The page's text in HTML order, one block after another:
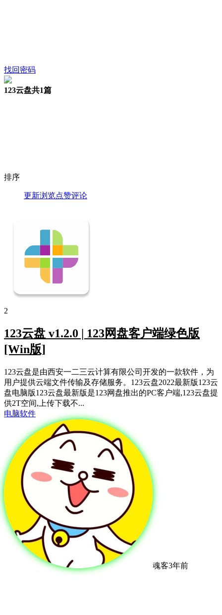
找回密码
123云盘共1篇
排序
更新浏览点赞评论
2
123云盘 v1.2.0 | 123网盘客户端绿色版
[Win版]
123云盘是由西安一二三云计算有限公司开发的一款软件，为
用户提供云端文件传输及存储服务。123云盘2022最新版123云
盘电脑版123云盘最新版是123网盘推出的PC客户端,123云盘提
供2T空间,上传下载不...
电脑软件
魂客3年前